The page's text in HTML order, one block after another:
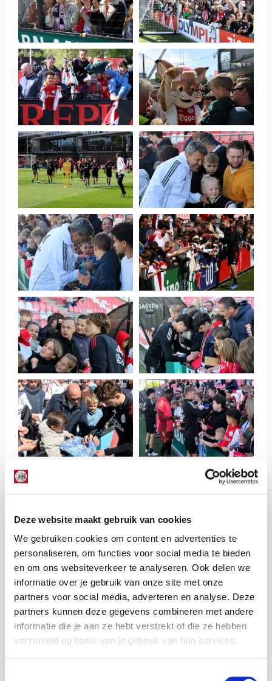
Deze website maakt gebruik van cookies
We gebruiken cookies om content en advertenties te
personaliseren, om functies voor social media te bieden
en om ons websiteverkeer te analyseren. Ook delen we
informatie over je gebruik van onze site met onze
partners voor social media, adverteren en analyse. Deze
partners kunnen deze gegevens combineren met andere
informatie die je aan ze hebt verstrekt of die ze hebben
verzameld op basis van je gebruik van hun services.
De Redactie